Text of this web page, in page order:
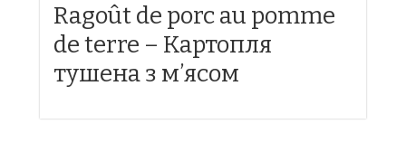
Ragoût de porc au pomme
de terre – Картопля
тушена з м’ясом